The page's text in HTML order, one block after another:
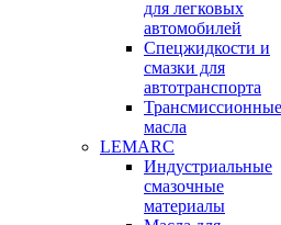
для легковых
автомобилей
Спецжидкости и
смазки для
автотранспорта
Трансмиссионные
масла
LEMARC
Индустриальные
смазочные
материалы